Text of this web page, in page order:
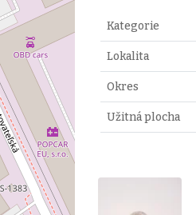
Kategorie
Lokalita
Okres
Užitná plocha